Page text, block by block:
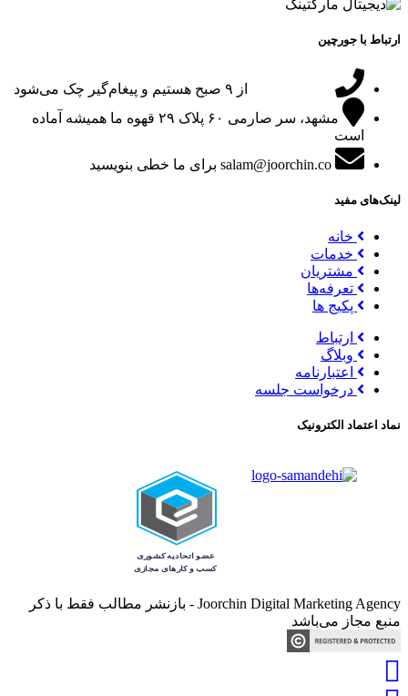
ارتباط با جورچین
از ۹ صبح هستیم و پیغام‌گیر چک می‌شود
مشهد، سر صارمی ۶۰ پلاک ۲۹
قهوه ما همیشه آماده
است
salam@joorchin.co برای ما خطی بنویسید
لینک‌های مفید
خانه
خدمات
مشتریان
تعرفه‌ها
پکیج ها
ارتباط
وبلاگ
اعتبارنامه
درخواست جلسه
نماد اعتماد الکترونیک
Joorchin Digital Marketing Agency - بازنشر مطالب فقط با ذکر
منبع مجاز می‌باشد